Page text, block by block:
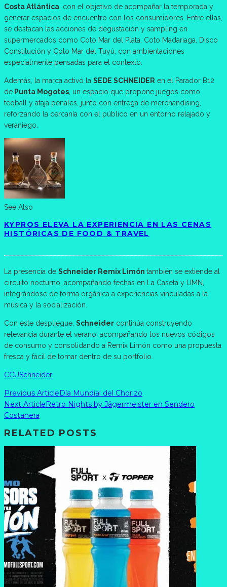
Costa Atlántica , con el objetivo de acompañar la temporada y
generar espacios de encuentro con los consumidores. Entre ellas,
se destacan las acciones de degustación y sampling en
supermercados como Coto Mar del Plata, Coto Madariaga, Disco
Constitución y Coto Mar del Tuyú, con ambientaciones
especialmente pensadas para el contexto.
Además, la marca activó la SEDE SCHNEIDER en el Parador B12
de Punta Mogotes , un espacio que propone juegos como
teqball y ataja penales, junto con entrega de merchandising,
reforzando la cercanía con el público en un entorno relajado y
veraniego.
See Also
KYPROS ELEVA LA EXPERIENCIA EN LAS CENAS
HISTÓRICAS DE FOOD & TRAVEL
La presencia de Schneider Remix Limón también se extiende al
circuito nocturno, acompañando fechas en La Caseta y UMN,
integrándose de forma orgánica a experiencias vinculadas a la
música y la socialización.
Con este despliegue, Schneider continúa construyendo
relevancia durante el verano, acompañando los nuevos códigos
de consumo y consolidando a Remix Limón como una propuesta
fresca y fácil de tomar dentro de su portfolio.
CCUSchneider
Previous ArticleDía Mundial del Chorizo
Next ArticleRetro Nights by Jägermeister en Sendero
Costanera
RELATED POSTS